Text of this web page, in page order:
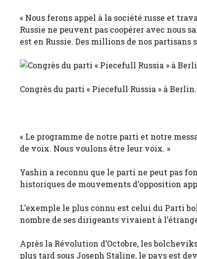
« Nous ferons appel à la société russe et
Russie ne peuvent pas coopérer avec nous
est en Russie. Des millions de nos partisans
Congrès du parti « Piecefull Russia » à Berlin.
« Le programme de notre parti et notre
de voix. Nous voulons être leur voix. »
Yashin a reconnu que le parti ne peut pas
historiques de mouvements d’opposition
L’exemple le plus connu est celui du Parti
nombre de ses dirigeants vivaient à
Après la Révolution d’Octobre, les
plus tard sous Joseph Staline, le pays est